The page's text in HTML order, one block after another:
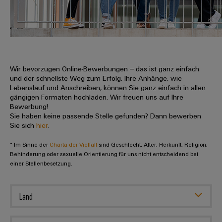
erlebbar
werden.
Datencenter
Produkte
für
Rechenzentren
–
effizient,
zuverlässig,
skalierbar
Energiespeicher
Lösungen
und
Anschlusstechnologie
DC-
u-
OS
Edge
Computing
Industrial
5G
Single
Leiterplattenklemmen
Gehäusesysteme
komponenten
Kabeleinführungssysteme
und
-
komponenten
Anschlussleitungen,
Patchkabel
Fast
Delivery
Beratung
und
digitale
Planung
easyConnect
-
Ihre
uns
Promotionfahrzeug
Distribution
Info
für
unsere
Partner
Vertrieb
Weidmüller
Zahlen
Unser
Vorstand
Nachhaltigkeit
Academy
People
Karriere
Stellen
für
Berufserfahrene
Für
Studierende
Werkstudententätigkeiten
Praktika
Abschlussarbeiten
Wir bevorzugen Online-Bewerbungen – das ist ganz einfach
und der schnellste Weg zum Erfolg. Ihre Anhänge, wie
Lebenslauf und Anschreiben, können Sie ganz einfach in allen
gängigen Formaten hochladen. Wir freuen uns auf Ihre
Bewerbung!
Sie haben keine passende Stelle gefunden? Dann bewerben
Sie sichhier
* Im Sinne der Charta der Vielfalt sind Geschlecht, Alter, Herkunft, Religion,
Behinderung oder sexuelle Orientierung für uns nicht entscheidend bei
einer Stellenbesetzung.
Land